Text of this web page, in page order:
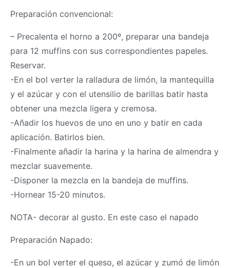
Preparación convencional:
– Precalenta el horno a 200º, preparar una bandeja
para 12 muffins con sus correspondientes papeles.
Reservar.
-En el bol verter la ralladura de limón, la mantequilla
y el azúcar y con el utensilio de barillas batir hasta
obtener una mezcla ligera y cremosa.
-Añadir los huevos de uno en uno y batir en cada
aplicación. Batirlos bien.
-Finalmente añadir la harina y la harina de almendra y
mezclar suavemente.
-Disponer la mezcla en la bandeja de muffins.
-Hornear 15-20 minutos.
NOTA- decorar al gusto. En este caso el napado
Preparación Napado:
-En un bol verter el queso, el azúcar y zumó de limón